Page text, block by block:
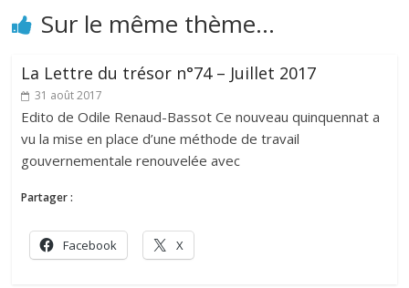
Sur le même thème...
La Lettre du trésor n°74 – Juillet 2017
31 août 2017
Edito de Odile Renaud-Bassot Ce nouveau quinquennat a
vu la mise en place d’une méthode de travail
gouvernementale renouvelée avec
Partager :
Facebook X